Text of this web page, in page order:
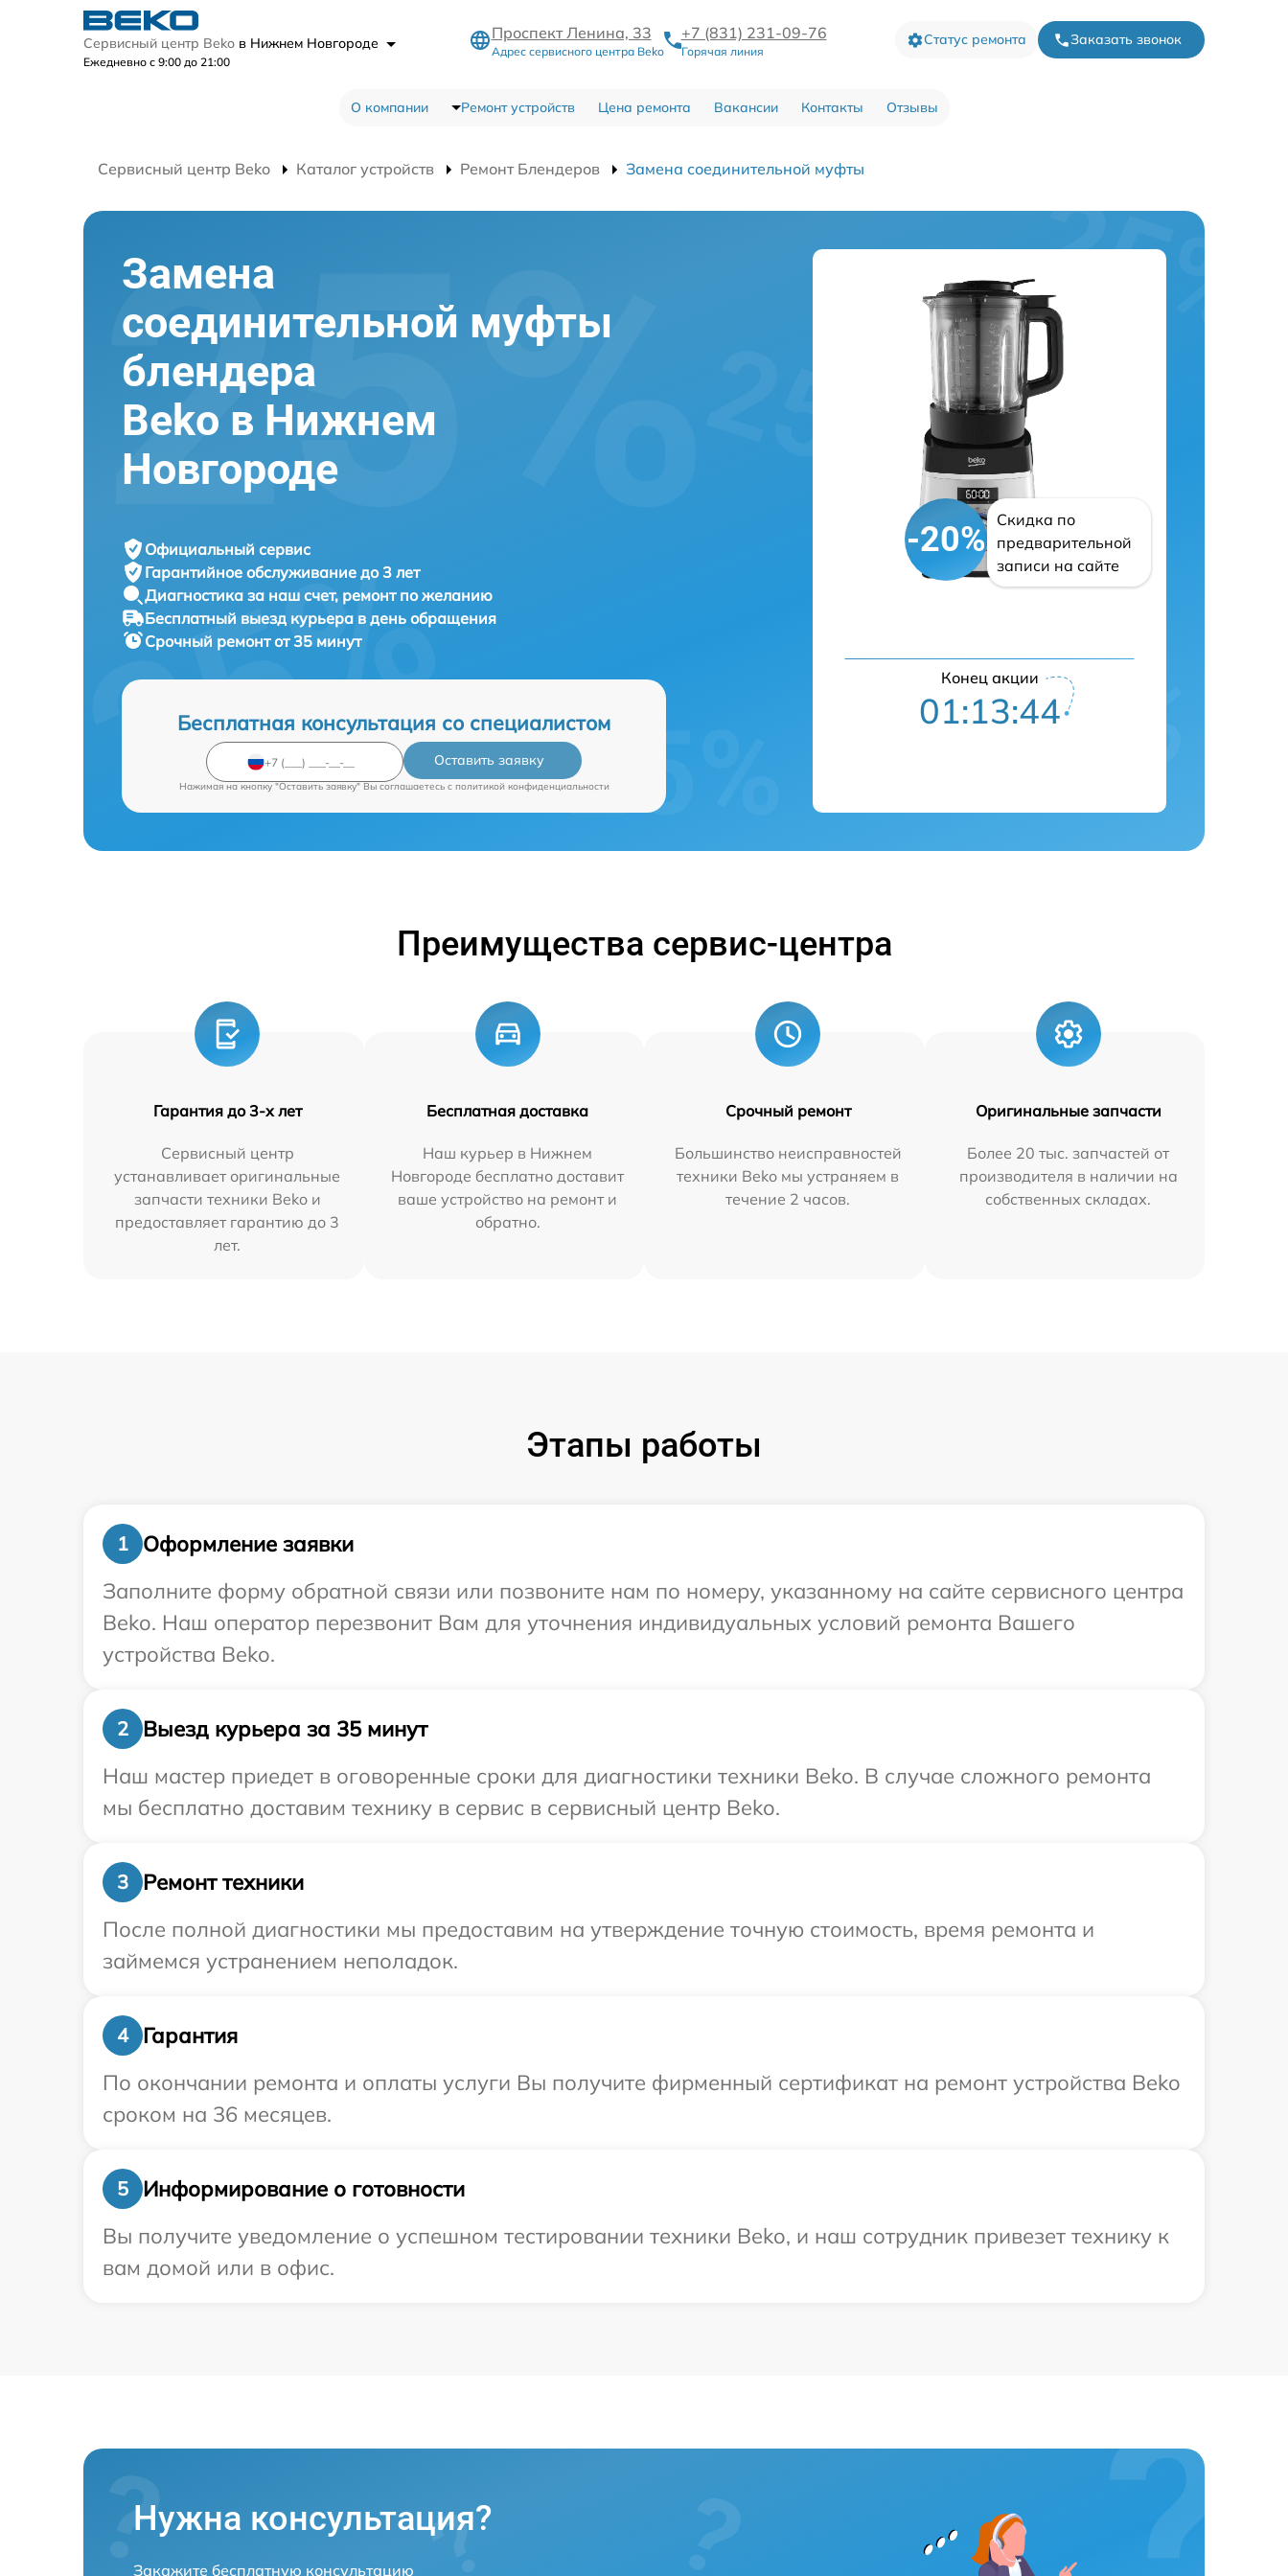
Сервисный центр Beko в Нижнем Новгороде
Ежедневно с 9:00 до 21:00
Проспект Ленина, 33
Адрес сервисного центра Beko
+7 (831) 231-09-76
Горячая линия
Статус ремонта Заказать звонок
О компании Ремонт устройств Цена ремонта Вакансии Контакты Отзывы
Сервисный центр Beko Каталог устройств Ремонт Блендеров Замена соединительной муфты
Замена
соединительной муфты
блендера
Beko в Нижнем
Новгороде
Официальный сервис
Гарантийное обслуживание до 3 лет
Диагностика за наш счет, ремонт по желанию
Бесплатный выезд курьера в день обращения
Срочный ремонтот 35 минут
Бесплатная консультация со специалистом
Оставить заявку
Нажимая на кнопку "Оставить заявку" Вы соглашаетесь c политикой конфиденциальности
-20%
Скидка по
предварительной
записи на сайте
Конец акции
01:13:42
Преимущества сервис-центра
Гарантия до 3-х лет
Сервисный центр
устанавливает оригинальные
запчасти техники Beko и
предоставляет гарантию до 3
лет.
Бесплатная доставка
Наш курьер в Нижнем
Новгороде бесплатно доставит
ваше устройство на ремонт и
обратно.
Срочный ремонт
Большинство неисправностей
техники Beko мы устраняем в
течение 2 часов.
Оригинальные запчасти
Более 20 тыс. запчастей от
производителя в наличии на
собственных складах.
Этапы работы
1
Оформление заявки
Заполните форму обратной связи или позвоните нам по номеру, указанному на сайте сервисного центра
Beko. Наш оператор перезвонит Вам для уточнения индивидуальных условий ремонта Вашего
устройства Beko.
2
Выезд курьера за 35 минут
Наш мастер приедет в оговоренные сроки для диагностики техники Beko. В случае сложного ремонта
мы бесплатно доставим технику в сервис в сервисный центр Beko.
3
Ремонт техники
После полной диагностики мы предоставим на утверждение точную стоимость, время ремонта и
займемся устранением неполадок.
4
Гарантия
По окончании ремонта и оплаты услуги Вы получите фирменный сертификат на ремонт устройства Beko
сроком на 36 месяцев.
5
Информирование о готовности
Вы получите уведомление о успешном тестировании техники Beko, и наш сотрудник привезет технику к
вам домой или в офис.
Нужна консультация?
Закажите бесплатную консультацию